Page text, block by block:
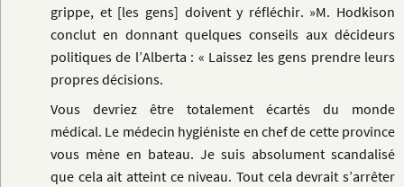
grippe, et [les gens] doivent y réfléchir. »M. Hodkison
conclut en donnant quelques conseils aux décideurs
politiques de l’Alberta : « Laissez les gens prendre leurs
propres décisions.
Vous devriez être totalement écartés du monde
médical. Le médecin hygiéniste en chef de cette province
vous mène en bateau. Je suis absolument scandalisé
que cela ait atteint ce niveau. Tout cela devrait s’arrêter